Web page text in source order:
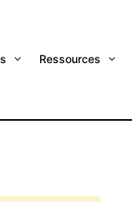
Ressources